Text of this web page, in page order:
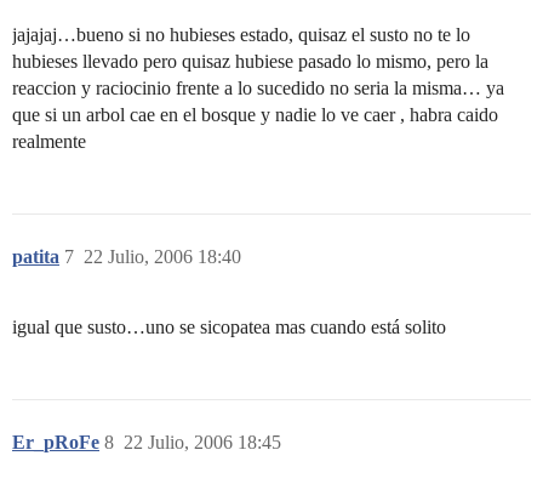
jajajaj…bueno si no hubieses estado, quisaz el susto no te lo
hubieses llevado pero quisaz hubiese pasado lo mismo, pero la
reaccion y raciocinio frente a lo sucedido no seria la misma… ya
que si un arbol cae en el bosque y nadie lo ve caer , habra caido
realmente
patita 22 Julio, 2006 18:40
7
igual que susto…uno se sicopatea mas cuando está solito
Er_pRoFe 22 Julio, 2006 18:45
8